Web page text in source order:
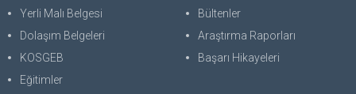
Yerli Malı Belgesi
Dolaşım Belgeleri
KOSGEB
Eğitimler
Bültenler
Araştırma Raporları
Başarı Hikayeleri